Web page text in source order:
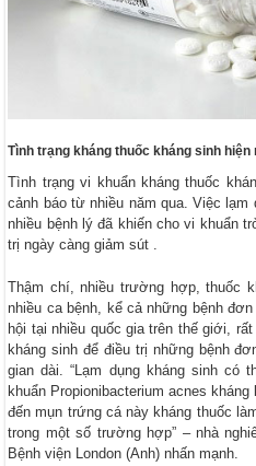
Tình trạng kháng thuốc kháng sinh hiện
Tình trạng vi khuẩn kháng thuốc
cảnh báo từ nhiều năm qua. Việc lạm
nhiều bệnh lý đã khiến cho vi khuẩn
trị ngày càng giảm sút .
Thậm chí, nhiều trường hợp, thuốc
nhiều ca bệnh, kể cả những bệnh
hội tại nhiều quốc gia trên thế giới,
kháng sinh để điều trị những bệnh
gian dài. “Lạm dụng kháng sinh có
khuẩn Propionibacterium acnes
đến mụn trứng cá này kháng thuốc
trong một số trường hợp” – nhà
Bệnh viện London (Anh) nhấn mạnh.